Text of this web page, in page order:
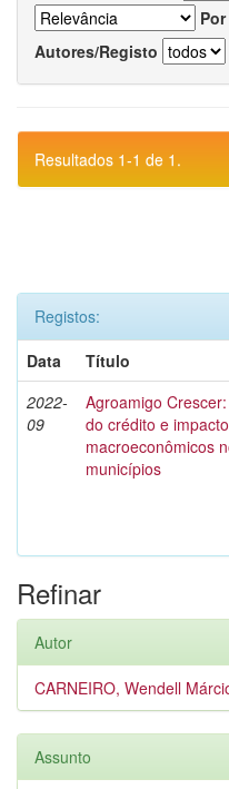
Autores/Registo
Resultados 1-1 de 1.
Registos:
Data
Título
2022-
09
Agroamigo
do crédito e
macroeconômicos
municípios
Refinar
Autor
CARNEIRO, Wendell
Assunto